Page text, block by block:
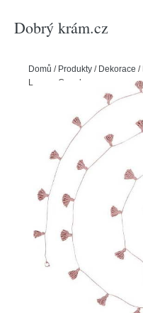
Dobrý krám.cz
Domů / Produkty / Dekorace /
Lorena Canals